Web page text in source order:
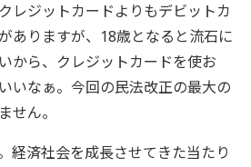
レジットカードよりもデビットカ
ありますが、18歳となると流石に
から、クレジットカードを使お
いなぁ。今回の民法改正の最大の
せん。
経済社会を成長させてきた当たり